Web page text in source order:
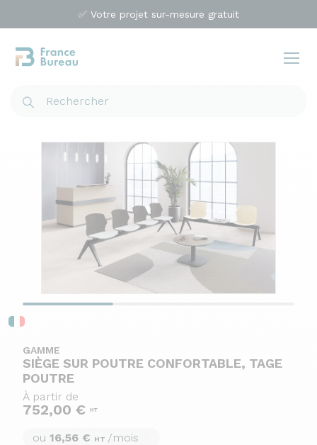
✅ Votre projet sur-mesure gratuit
GAMME
SIÈGE SUR POUTRE CONFORTABLE, TAGE
POUTRE
À partir de
752,00 € HT
ou 16,56 € HT /mois